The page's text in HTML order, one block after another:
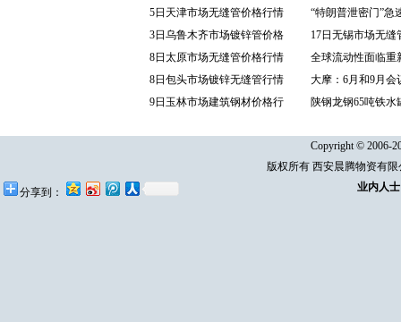
5日天津市场无缝管价格行情
3日乌鲁木齐市场镀锌管价格
8日太原市场无缝管价格行情
8日包头市场镀锌无缝管行情
9日玉林市场建筑钢材价格行
“特朗普泄密门”急
17日无锡市场无缝
全球流动性面临重
大摩：6月和9月会
陕钢龙钢65吨铁水
Copyright © 2006-
版权所有 西安晨腾物资有
业内人
分享到：